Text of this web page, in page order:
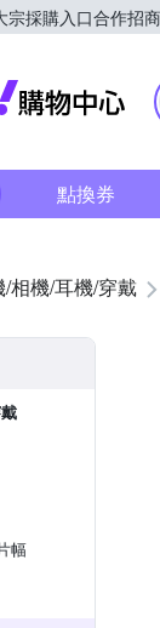
宗採購入口合作招商
點換券
/相機/耳機/穿戴
幅